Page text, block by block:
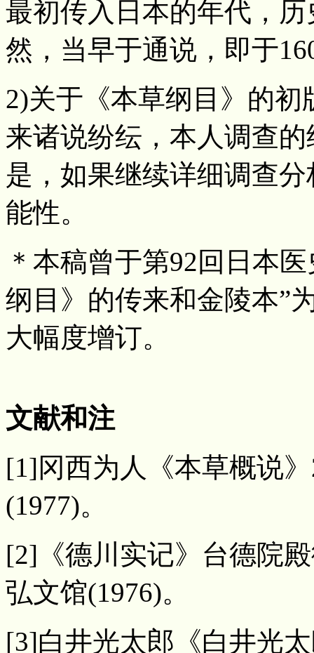
最初传入日本的年代，
然，当早于通说，即于
2)关于《本草纲目》的
来诸说纷纭，本人调查
是，如果继续详细调查
能性。
＊本稿曾于第92回日本
纲目》的传来和金陵本”
大幅度增订。
文献和注
[1]冈西为人《本草概说
(1977)。
[2]《德川实记》台德院
弘文馆(1976)。
[3]白井光太郎《白井光